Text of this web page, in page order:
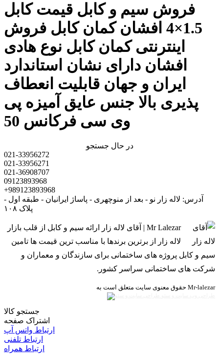
فروش سیم و کابل قیمت کابل
1.5×4 افشان کمان کابل فروش
اینترنتی کمان کابل نوع هادی
افشان دارای نشان استاندارد
ایران و جهان قابلیت انعطاف
پذیری بالا جنس عایق آمیزه پی
وی سی فرکانس 50
در حال جستجو
021-33956272
021-33956271
021-36908707
09123893968
+989123893968
آدرس: لاله زار نو - بعد از منوچهری - پاساژ ایرانیان - طبقه اول -
پلاک ۱۰۸
Mr Lalezar | آقای لاله زار ارائه سیم و کابل از قلب بازار
لاله زار از برترین برندها با مناسب ترین قیمت ها تامین
سیم و کابل پروژه های ساختمانی برای سازندگان و معماران و
شرکت های ساختمانی سراسر کشور.
حقوق معنوی سایت متعلق است به Mr-lalezar
جستجو کالا
اشتراک صفحه
ارتباط واتس آپ
ارتباط تلفنی
ارتباط همراه